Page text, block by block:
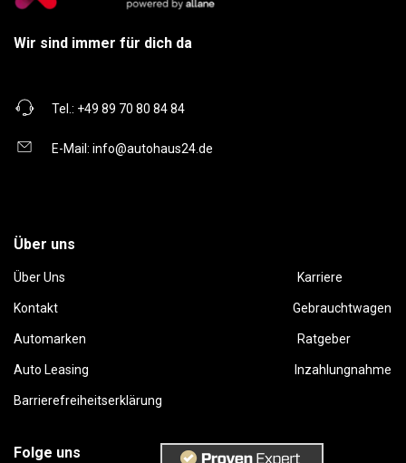
Wir sind immer für dich da
Tel.: +49 89 70 80 84 84
E-Mail: info@autohaus24.de
Über uns
Über Uns Karriere
Kontakt Gebrauchtwagen
Automarken Ratgeber
Auto Leasing Inzahlungnahme
Barrierefreiheitserklärung
Folge uns